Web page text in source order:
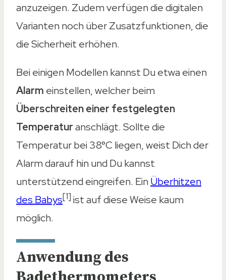
anzuzeigen. Zudem verfügen die digitalen
Varianten noch über Zusatzfunktionen, die
die Sicherheit erhöhen.
Bei einigen Modellen kannst Du etwa einen
Alarm einstellen, welcher beim
Überschreiten einer festgelegten
Temperaturanschlägt. Sollte die
Temperatur bei 38°C liegen, weist Dich der
Alarm darauf hin und Du kannst
unterstützend eingreifen. EinÜberhitzen
des Babys[1] ist auf diese Weise kaum
möglich.
Anwendung des